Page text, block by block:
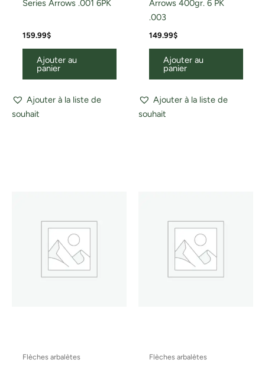
Series Arrows .001 6PK
159.99$
Ajouter au
panier
Ajouter à la liste de
souhait
Arrows 400gr. 6 PK
.003
149.99$
Ajouter au
panier
Ajouter à la liste de
souhait
Flèches arbalètes Flèches arbalètes